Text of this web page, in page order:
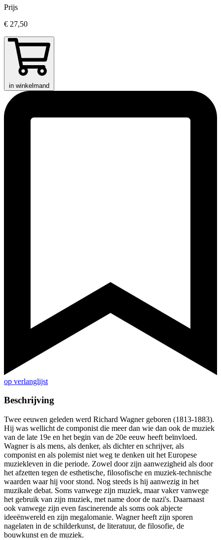
Prijs
€ 27,50
in winkelmand
op verlanglijst
Beschrijving
Twee eeuwen geleden werd Richard Wagner geboren (1813-1883).
Hij was wellicht de componist die meer dan wie dan ook de muziek
van de late 19e en het begin van de 20e eeuw heeft beïnvloed.
Wagner is als mens, als denker, als dichter en schrijver, als
componist en als polemist niet weg te denken uit het Europese
muziekleven in die periode. Zowel door zijn aanwezigheid als door
het afzetten tegen de esthetische, filosofische en muziek-technische
waarden waar hij voor stond. Nog steeds is hij aanwezig in het
muzikale debat. Soms vanwege zijn muziek, maar vaker vanwege
het gebruik van zijn muziek, met name door de nazi's. Daarnaast
ook vanwege zijn even fascinerende als soms ook abjecte
ideeënwereld en zijn megalomanie. Wagner heeft zijn sporen
nagelaten in de schilderkunst, de literatuur, de filosofie, de
bouwkunst en de muziek.